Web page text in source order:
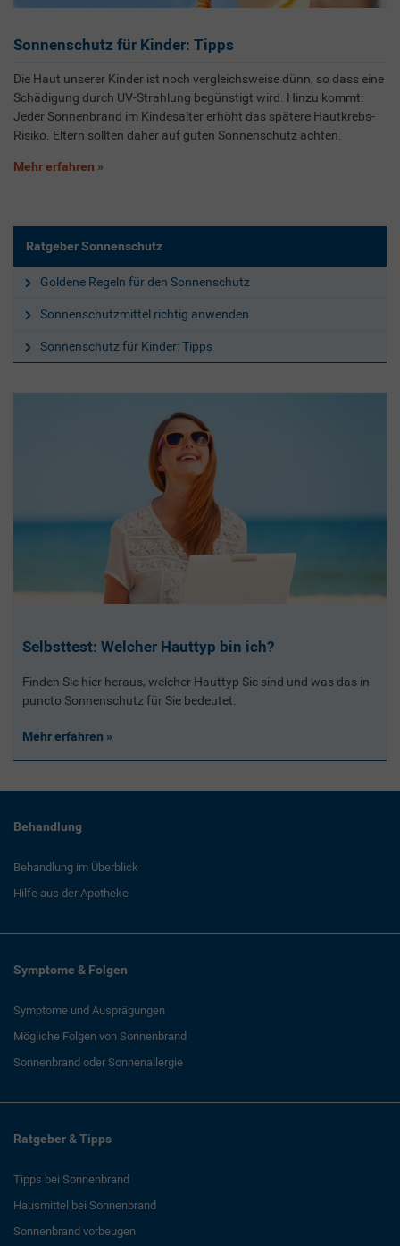
Sonnenschutz für Kinder: Tipps
Die Haut unserer Kinder ist noch vergleichsweise dünn, so dass eine
Schädigung durch UV-Strahlung begünstigt wird. Hinzu kommt:
Jeder Sonnenbrand im Kindesalter erhöht das spätere Hautkrebs-
Risiko. Eltern sollten daher auf guten Sonnenschutz achten.
Mehr erfahren
Ratgeber Sonnenschutz
Goldene Regeln für den Sonnenschutz
Sonnenschutzmittel richtig anwenden
Sonnenschutz für Kinder: Tipps
Selbsttest: Welcher Hauttyp bin ich?
Finden Sie hier heraus, welcher Hauttyp Sie sind und was das in
puncto Sonnenschutz für Sie bedeutet.
Mehr erfahren
Behandlung
Behandlung im Überblick
Hilfe aus der Apotheke
Symptome & Folgen
Symptome und Ausprägungen
Mögliche Folgen von Sonnenbrand
Sonnenbrand oder Sonnenallergie
Ratgeber & Tipps
Tipps bei Sonnenbrand
Hausmittel bei Sonnenbrand
Sonnenbrand vorbeugen